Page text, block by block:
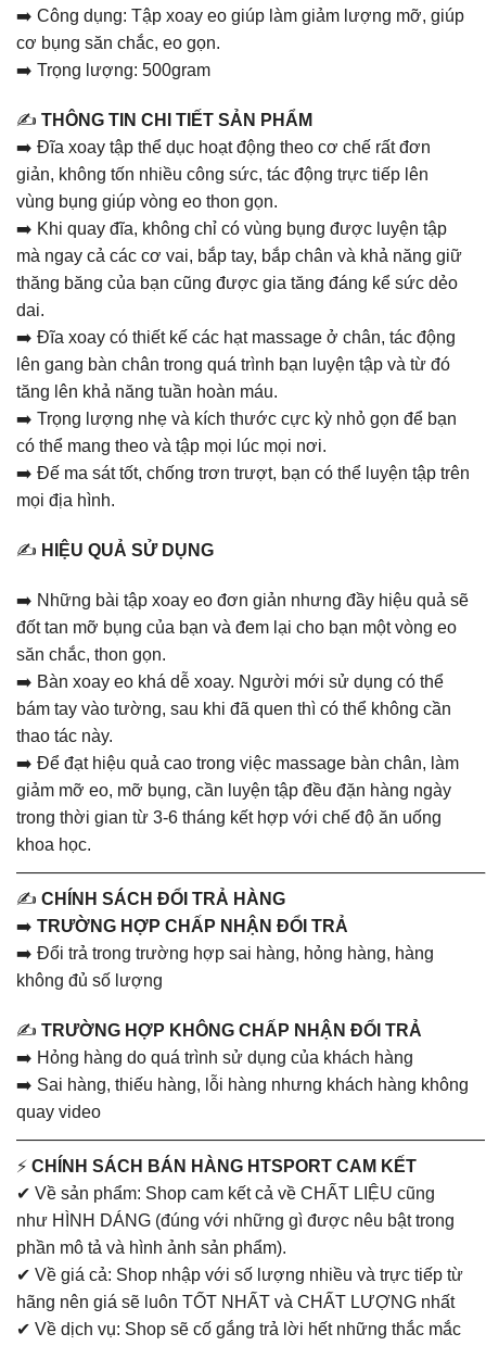
➡️ Công dụng: Tập xoay eo giúp làm giảm lượng mỡ, giúp
cơ bụng săn chắc, eo gọn.
➡️ Trọng lượng: 500gram
✍️ THÔNG TIN CHI TIẾT SẢN PHẨM
➡️ Đĩa xoay tập thể dục hoạt động theo cơ chế rất đơn
giản, không tốn nhiều công sức, tác động trực tiếp lên
vùng bụng giúp vòng eo thon gọn.
➡️ Khi quay đĩa, không chỉ có vùng bụng được luyện tập
mà ngay cả các cơ vai, bắp tay, bắp chân và khả năng giữ
thăng băng của bạn cũng được gia tăng đáng kể sức dẻo
dai.
➡️ Đĩa xoay có thiết kế các hạt massage ở chân, tác động
lên gang bàn chân trong quá trình bạn luyện tập và từ đó
tăng lên khả năng tuần hoàn máu.
➡️ Trọng lượng nhẹ và kích thước cực kỳ nhỏ gọn để bạn
có thể mang theo và tập mọi lúc mọi nơi.
➡️ Đế ma sát tốt, chống trơn trượt, bạn có thể luyện tập trên
mọi địa hình.
✍️ HIỆU QUẢ SỬ DỤNG
➡️ Những bài tập xoay eo đơn giản nhưng đầy hiệu quả sẽ
đốt tan mỡ bụng của bạn và đem lại cho bạn một vòng eo
săn chắc, thon gọn.
➡️ Bàn xoay eo khá dễ xoay. Người mới sử dụng có thể
bám tay vào tường, sau khi đã quen thì có thể không cần
thao tác này.
➡️ Để đạt hiệu quả cao trong việc massage bàn chân, làm
giảm mỡ eo, mỡ bụng, cần luyện tập đều đặn hàng ngày
trong thời gian từ 3-6 tháng kết hợp với chế độ ăn uống
khoa học.
✍️ CHÍNH SÁCH ĐỔI TRẢ HÀNG
➡️ TRƯỜNG HỢP CHẤP NHẬN ĐỔI TRẢ
➡️ Đổi trả trong trường hợp sai hàng, hỏng hàng, hàng
không đủ số lượng
✍️ TRƯỜNG HỢP KHÔNG CHẤP NHẬN ĐỔI TRẢ
➡️ Hỏng hàng do quá trình sử dụng của khách hàng
➡️ Sai hàng, thiếu hàng, lỗi hàng nhưng khách hàng không
quay video
———————————————————————————
⚡ CHÍNH SÁCH BÁN HÀNG HTSPORT CAM KẾT
✔ Về sản phẩm: Shop cam kết cả về CHẤT LIỆU cũng
như HÌNH DÁNG (đúng với những gì được nêu bật trong
phần mô tả và hình ảnh sản phẩm).
✔ Về giá cả: Shop nhập với số lượng nhiều và trực tiếp từ
hãng nên giá sẽ luôn TỐT NHẤT và CHẤT LƯỢNG nhất
✔ Về dịch vụ: Shop sẽ cố gắng trả lời hết những thắc mắc